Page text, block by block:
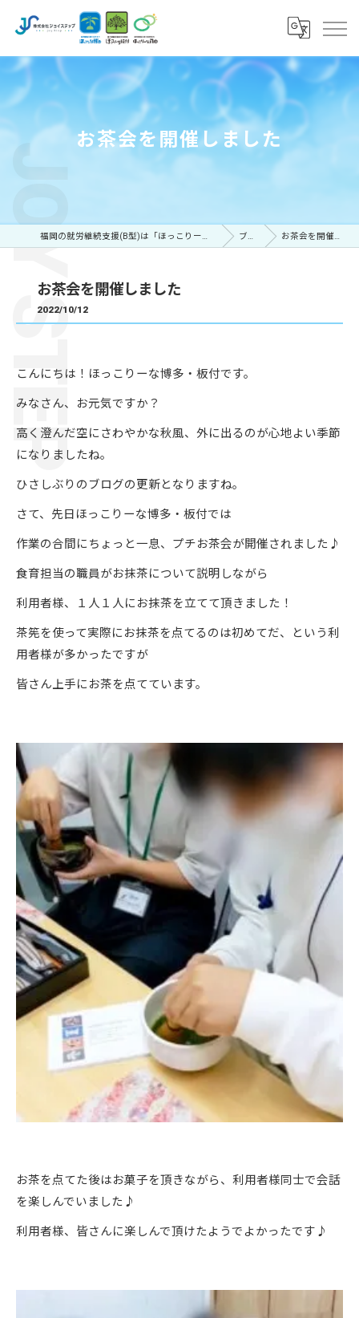
お茶会を開催しました
福岡の就労継続支援(B型)は「ほっこりーな博多・板付・八田」 ブログ お茶会を開催しました
お茶会を開催しました
2022/10/12
こんにちは！ほっこりーな博多・板付です。
みなさん、お元気ですか？
高く澄んだ空にさわやかな秋風、外に出るのが心地よい季節
になりましたね。
ひさしぶりのブログの更新となりますね。
さて、先日ほっこりーな博多・板付では
作業の合間にちょっと一息、プチお茶会が開催されました♪
食育担当の職員がお抹茶について説明しながら
利用者様、１人１人にお抹茶を立てて頂きました！
茶筅を使って実際にお抹茶を点てるのは初めてだ、という利
用者様が多かったですが
皆さん上手にお茶を点てています。
お茶を点てた後はお菓子を頂きながら、利用者様同士で会話
を楽しんでいました♪
利用者様、皆さんに楽しんで頂けたようでよかったです♪